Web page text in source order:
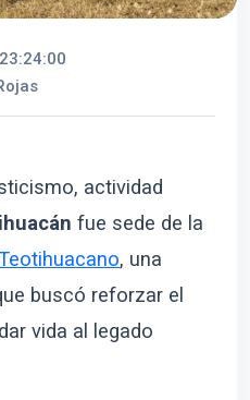
actividad
fue sede de la
, una
buscó reforzar el
vida al legado